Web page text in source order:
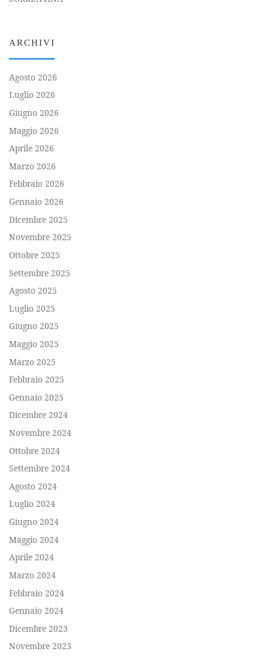
ARCHIVI
Agosto 2026
Luglio 2026
Giugno 2026
Maggio 2026
Aprile 2026
Marzo 2026
Febbraio 2026
Gennaio 2026
Dicembre 2025
Novembre 2025
Ottobre 2025
Settembre 2025
Agosto 2025
Luglio 2025
Giugno 2025
Maggio 2025
Marzo 2025
Febbraio 2025
Gennaio 2025
Dicembre 2024
Novembre 2024
Ottobre 2024
Settembre 2024
Agosto 2024
Luglio 2024
Giugno 2024
Maggio 2024
Aprile 2024
Marzo 2024
Febbraio 2024
Gennaio 2024
Dicembre 2023
Novembre 2023